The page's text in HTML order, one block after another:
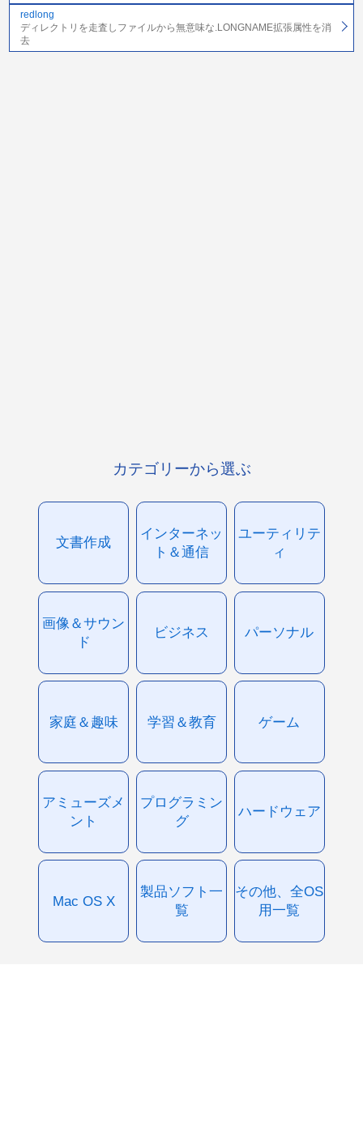
redlong
ディレクトリを走査しファイルから無意味な.LONGNAME拡張属性を消
去
カテゴリーから選ぶ
文書作成
インターネッ
ト＆通信
ユーティリテ
ィ
画像＆サウン
ド
ビジネス パーソナル
家庭＆趣味 学習＆教育 ゲーム
アミューズメ
ント
プログラミン
グ
ハードウェア
Mac OS X
製品ソフト一
覧
その他、全OS
用一覧